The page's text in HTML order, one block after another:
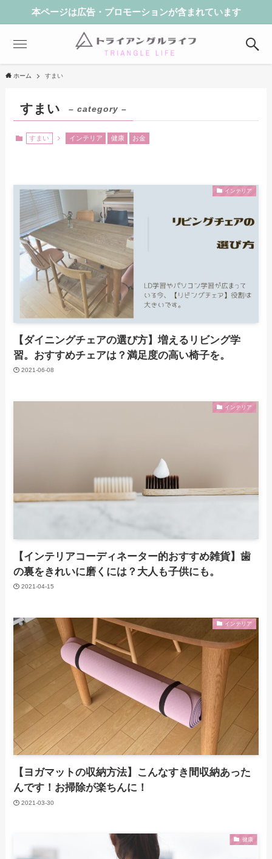
本ページは広告・プロモーションが含まれています
ホーム すまい
すまい – category –
すまい インテリア 健康 お金
インテリア
【ダイニングチェアの選び方】増えるリビング学
習。おすすめチェアは？満足度の高い椅子を。
2021-06-08
インテリア
【インテリアコーディネーター的おすすめ雑貨】歯
の裏をきれいに磨くには？大人も子供にも。
2021-04-15
インテリア
【ヨガマットの収納方法】こんなすき間収納あった
んです！お掃除が楽ちんに！
2021-03-30
健康